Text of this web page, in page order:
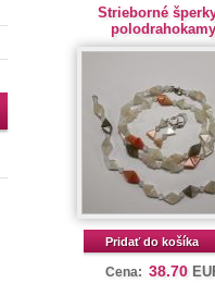
Strieborné
Pridať do košíka
Cena: 38.70